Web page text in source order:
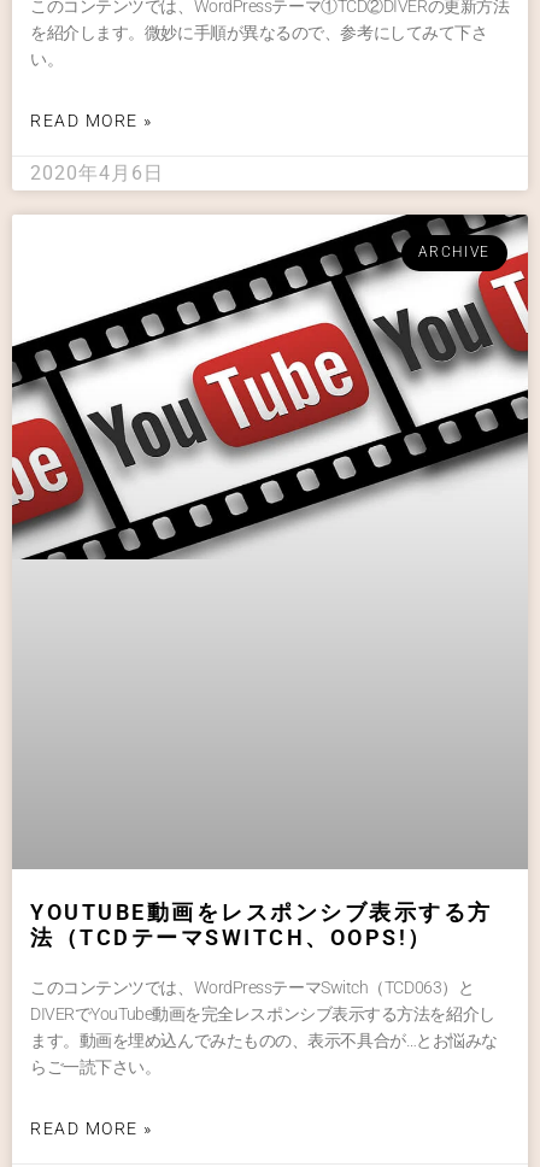
このコンテンツでは、WordPressテーマ①TCD②DIVERの更新方法
を紹介します。微妙に手順が異なるので、参考にしてみて下さ
い。
READ MORE »
2020年4月6日
ARCHIVE
YOUTUBE動画をレスポンシブ表示する方
法（TCDテーマSWITCH、OOPS!）
このコンテンツでは、WordPressテーマSwitch（TCD063）と
DIVERでYouTube動画を完全レスポンシブ表示する方法を紹介し
ます。動画を埋め込んでみたものの、表示不具合が…とお悩みな
らご一読下さい。
READ MORE »